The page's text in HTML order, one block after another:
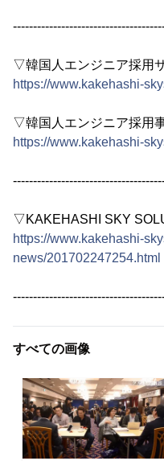
▽韓国人エンジニア採用
https://www.kakehashi-
▽韓国人エンジニア採用
https://www.kakehashi-
▽KAKEHASHI SKY
https://www.kakehashi-
news/201702247254.html
すべての画像